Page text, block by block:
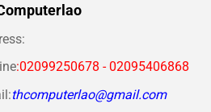
:02099250678 - 02095406868
thcomputerlao@gmail.com